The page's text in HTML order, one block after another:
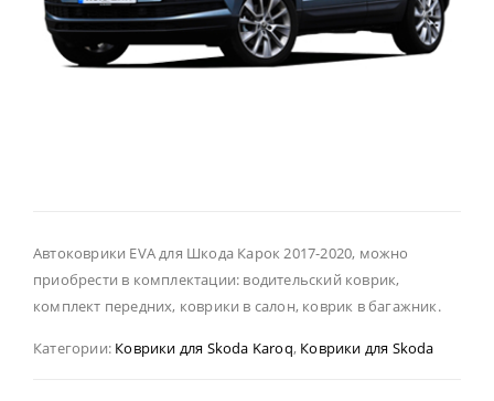
Автоковрики EVA для Шкода Карок 2017-2020, можно
приобрести в комплектации: водительский коврик,
комплект передних, коврики в салон, коврик в багажник.
Категории: Коврики для Skoda Karoq, Коврики для Skoda